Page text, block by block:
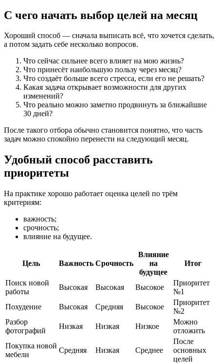
С чего начать выбор целей на месяц
Хороший способ — сначала выписать всё, что хочется сделать,
а потом задать себе несколько вопросов.
Что сейчас сильнее всего влияет на мою жизнь?
Что принесёт наибольшую пользу через месяц?
Что создаёт больше всего стресса, если его не решать?
Какая задача открывает возможности для других
изменений?
Что реально можно заметно продвинуть за ближайшие
30 дней?
После такого отбора обычно становится понятно, что часть
задач можно спокойно перенести на следующий месяц.
Удобный способ расставить
приоритеты
На практике хорошо работает оценка целей по трём
критериям:
важность;
срочность;
влияние на будущее.
Цель Важность Срочность
Влияние
на
будущее
Итог
Поиск новой
работы
Высокая Высокая Высокое
Приоритет
№1
Похудение
Высокая Средняя Высокое
Приоритет
№2
Разбор
фотографий
Низкая Низкая Низкое
Можно
отложить
Покупка новой
мебели
Средняя Низкая Среднее
После
основных
целей